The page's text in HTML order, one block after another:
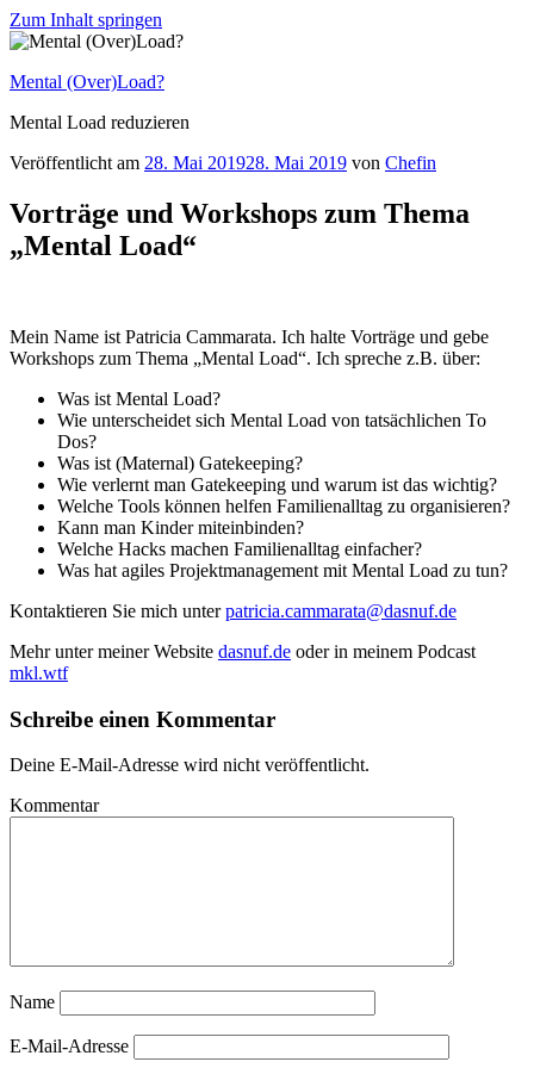
Zum Inhalt springen
Mental (Over)Load?
Mental Load reduzieren
Veröffentlicht am 28. Mai 201928. Mai 2019 von Chefin
Vorträge und Workshops zum Thema
„Mental Load“
Mein Name ist Patricia Cammarata. Ich halte Vorträge und gebe
Workshops zum Thema „Mental Load“. Ich spreche z.B. über:
Was ist Mental Load?
Wie unterscheidet sich Mental Load von tatsächlichen To
Dos?
Was ist (Maternal) Gatekeeping?
Wie verlernt man Gatekeeping und warum ist das wichtig?
Welche Tools können helfen Familienalltag zu organisieren?
Kann man Kinder miteinbinden?
Welche Hacks machen Familienalltag einfacher?
Was hat agiles Projektmanagement mit Mental Load zu tun?
Kontaktieren Sie mich unterpatricia.cammarata@dasnuf.de
Mehr unter meiner Website dasnuf.de oder in meinem Podcast
mkl.wtf
Schreibe einen Kommentar
Deine E-Mail-Adresse wird nicht veröffentlicht.
Kommentar
Name
E-Mail-Adresse